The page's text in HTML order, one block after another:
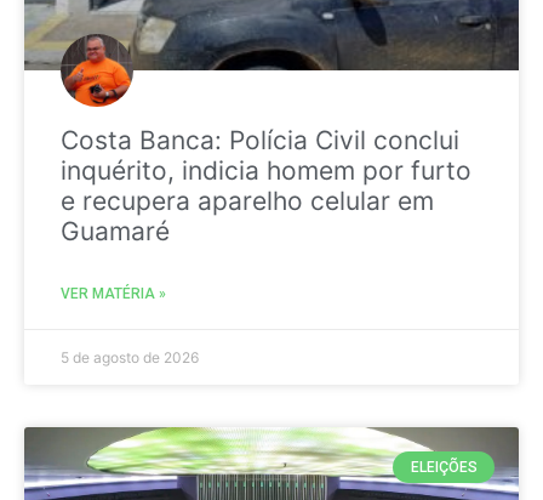
Costa Banca: Polícia Civil conclui
inquérito, indicia homem por furto
e recupera aparelho celular em
Guamaré
VER MATÉRIA »
5 de agosto de 2026
ELEIÇÕES